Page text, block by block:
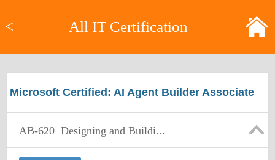
< All IT Certification
Microsoft Certified: AI Agent Builder Associate
AB-620 Designing and Buildi...